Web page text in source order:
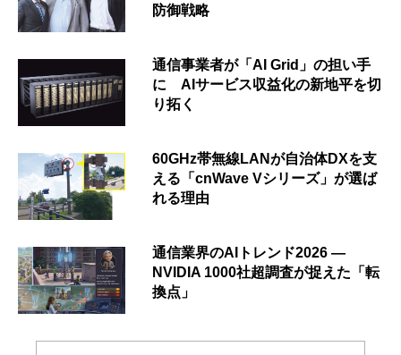
防御戦略
通信事業者が「AI Grid」の担い手
に AIサービス収益化の新地平を切
り拓く
60GHz帯無線LANが自治体DXを支
える「cnWave Vシリーズ」が選ば
れる理由
通信業界のAIトレンド2026 ―
NVIDIA 1000社超調査が捉えた「転
換点」